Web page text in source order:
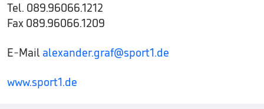
Tel. 089.96066.1212
Fax 089.96066.1209
E-Mail alexander.graf@sport1.de
www.sport1.de